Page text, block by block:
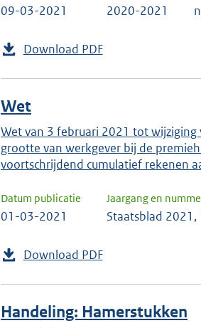
09-03-2021 2020-2021
Download PDF
Wet
Wet van 3 februari 2021 tot
grootte van werkgever bij de
voortschrijdend cumulatief rekenen
Datum publicatie
01-03-2021
Jaargang en
Staatsblad 2021,
Download PDF
Handeling: Hamerstukken